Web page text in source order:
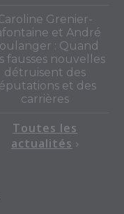
Grenier-
et André
: Quand
fausses nouvelles
détruisent des
et des
carrières
Toutes les
actualités